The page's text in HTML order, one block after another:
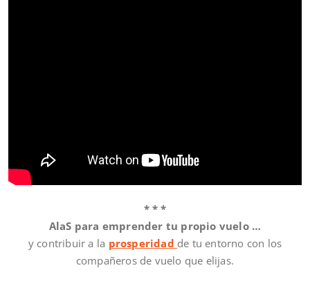
* * *
AlaS para emprender tu propio vuelo …
y contribuir a la prosperidad de tu entorno con los
compañeros de vuelo que elijas.